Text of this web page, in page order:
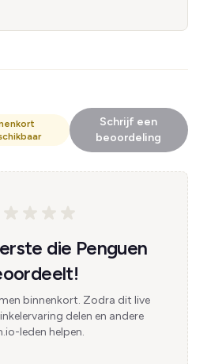
Schrijf een
beoordeling
die Penguen
binnenkort. Zodra dit live
delen en andere
leden helpen.